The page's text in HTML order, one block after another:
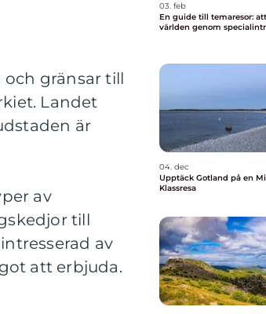
och gränsar till
Landet
är
av
till
av
att erbjuda.
03. feb
En guide till temaresor:
världen genom
04. dec
Upptäck Gotland på en
Klassresa